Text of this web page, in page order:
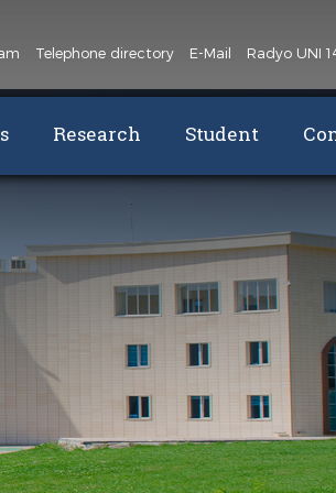
Telephone directory E-Mail Radyo UNI
Research Student